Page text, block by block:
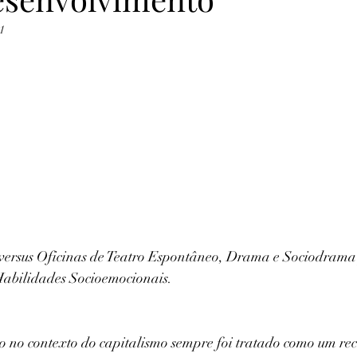
Oficinas de Teatro Espontâneo, Drama e
Socioemocionais.
no contexto do capitalismo sempre foi tratado como um